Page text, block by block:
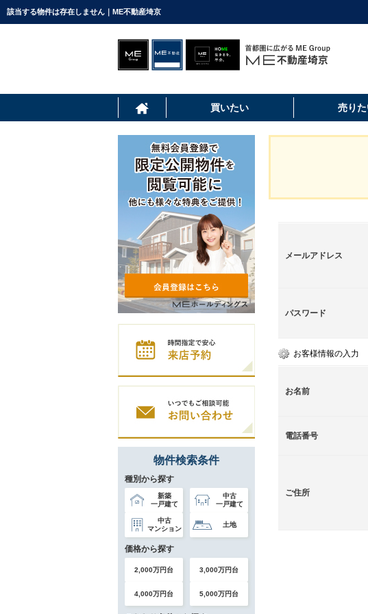
該当する物件は存在しません｜ME不動産埼京
買いたい 売り
メールアドレス
パスワード
お客様情報の入力
お名前
電話番号
ご住所
物件検索条件
種別から探す
新築
一戸建て
中古
一戸建て
中古
マンション
土地
価格から探す
2,000万円台 3,000万円台
4,000万円台 5,000万円台